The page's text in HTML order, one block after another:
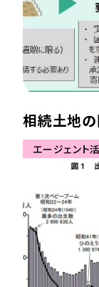
相続土地
エージェント